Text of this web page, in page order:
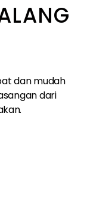
dan mudah
dari